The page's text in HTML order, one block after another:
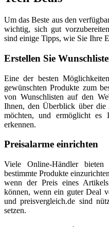
Um das Beste aus den
wichtig, sich gut
sind einige Tipps, wie Sie Ihre
Erstellen Sie
Eine der besten
gewünschten Produkte zum
von Wunschlisten auf den
Ihnen, den Überblick über
möchten, und ermöglicht es
erkennen.
Preisalarme einrichten
Viele Online-Händler
bestimmte Produkte
wenn der Preis eines
können, wenn ein guter Deal
und preisvergleich.de sind
setzen.